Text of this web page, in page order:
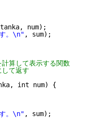
num);
す。\n" , sum);
算して表示する関数
て返す
int num) {
す。\n" , sum);